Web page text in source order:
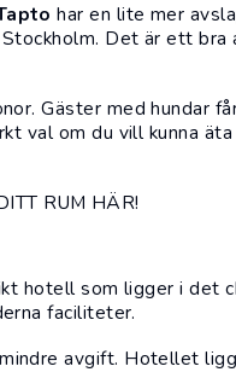
har en lite mer
Det är ett
Gäster med hundar
val om du vill kunna
RUM HÄR!
hotell som ligger i det
faciliteter.
avgift. Hotellet